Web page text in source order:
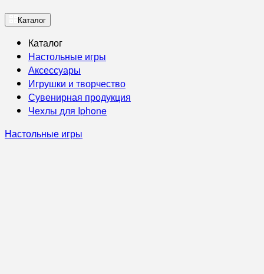
Каталог
Каталог
Настольные игры
Аксессуары
Игрушки и творчество
Сувенирная продукция
Чехлы для Iphone
Настольные игры